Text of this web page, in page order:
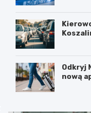
Odkryj
nową